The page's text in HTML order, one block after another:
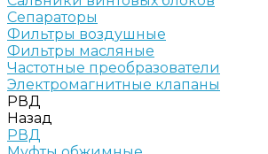
Сепараторы
Фильтры воздушные
Фильтры масляные
Частотные преобразователи
Электромагнитные клапаны
РВД
Назад
РВД